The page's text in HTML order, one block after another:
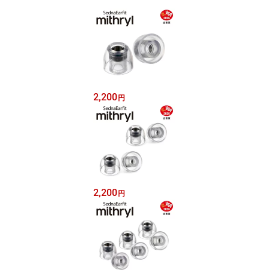
2,200円
2,200円